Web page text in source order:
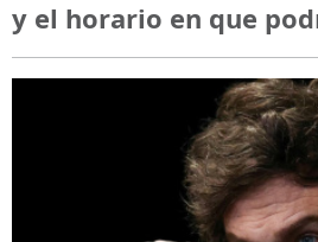
y el horario en que